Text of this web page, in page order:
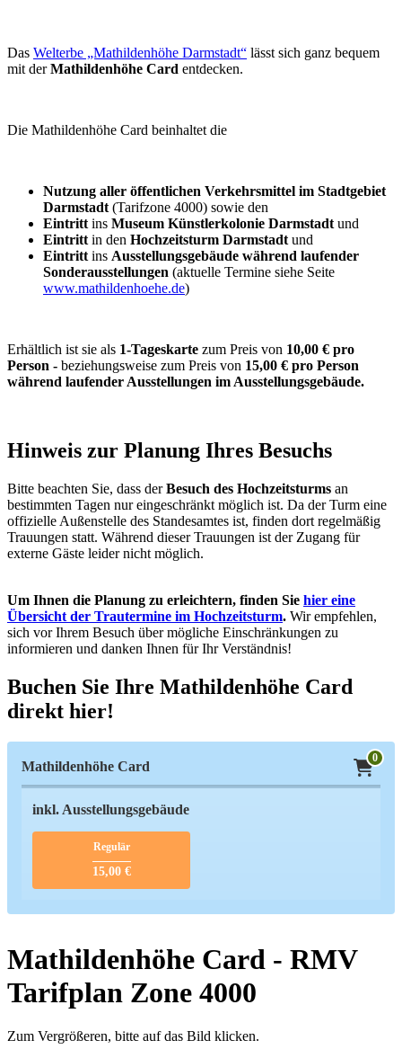
Das Welterbe „Mathildenhöhe Darmstadt“ lässt sich ganz bequem
mit derMathildenhöhe Card entdecken.
Die Mathildenhöhe Card beinhaltet die
Nutzung aller öffentlichen Verkehrsmittel im Stadtgebiet
Darmstadt (Tarifzone 4000) sowie den
Eintritt ins Museum Künstlerkolonie Darmstadt und
Eintritt in den Hochzeitsturm Darmstadt und
Eintritt ins Ausstellungsgebäude während laufender
Sonderausstellungen (aktuelle Termine siehe Seite
www.mathildenhoehe.de)
Erhältlich ist sie als 1-Tageskarte zum Preis von 10,00 € pro
Person - beziehungsweise zum Preis von 15,00 € pro Person
während laufender Ausstellungen im Ausstellungsgebäude.
Hinweis zur Planung Ihres Besuchs
Bitte beachten Sie, dass derBesuch des Hochzeitsturms an
bestimmten Tagen nur eingeschränkt möglich ist. Da der Turm eine
offizielle Außenstelle des Standesamtes ist, finden dort regelmäßig
Trauungen statt. Während dieser Trauungen ist der Zugang für
externe Gäste leider nicht möglich.
Um Ihnen die Planung zu erleichtern, finden Sie hier eine
Übersicht der Trautermine im Hochzeitsturm. Wir empfehlen,
sich vor Ihrem Besuch über mögliche Einschränkungen zu
informieren und danken Ihnen für Ihr Verständnis!
Buchen Sie Ihre Mathildenhöhe Card
direkt hier!
Mathildenhöhe Card
0
inkl. Ausstellungsgebäude
Regulär
15,00 €
Mathildenhöhe Card - RMV
Tarifplan Zone 4000
Zum Vergrößeren, bitte auf das Bild klicken.